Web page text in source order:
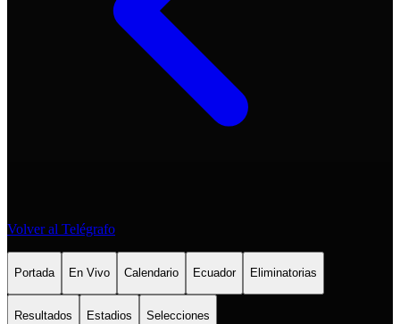
Volver al Telégrafo
Portada En Vivo Calendario Ecuador Eliminatorias
Resultados Estadios Selecciones